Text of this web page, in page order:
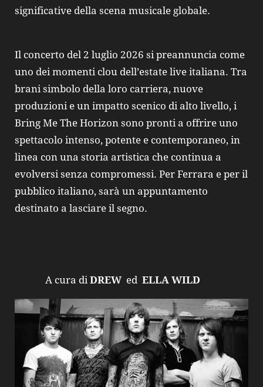
significative della scena musicale globale.
Il concerto del 2 luglio 2026 si preannuncia come
uno dei momenti clou dell’estate live italiana. Tra
brani simbolo della loro carriera, nuove
produzioni e un impatto scenico di alto livello, i
Bring Me The Horizon sono pronti a offrire uno
spettacolo intenso, potente e contemporaneo, in
linea con una storia artistica che continua a
evolversi senza compromessi. Per Ferrara e per il
pubblico italiano, sarà un appuntamento
destinato a lasciare il segno.
A cura di DREW ed ELLA WILD